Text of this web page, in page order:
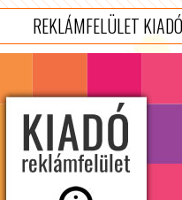
REKLÁMFELÜLET KIADÓ